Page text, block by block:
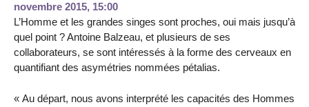
novembre 2015, 15:00
L’Homme et les grandes singes sont proches, oui mais jusqu’à
quel point ? Antoine Balzeau, et plusieurs de ses
collaborateurs, se sont intéressés à la forme des cerveaux en
quantifiant des asymétries nommées pétalias.
« Au départ, nous avons interprété les capacités des Hommes